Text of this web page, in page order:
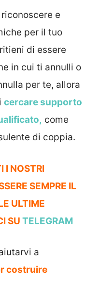
e
per il tuo
di essere
in cui ti annulli o
per te, allora
cercare supporto
come
di coppia.
I NOSTRI
SEMPRE IL
ULTIME
SU TELEGRAM
a
costruire